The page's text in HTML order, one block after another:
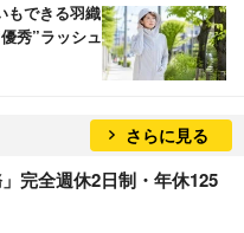
もできる羽織
秀”ラッシュ
さらに見る
完全週休2日制・年休125